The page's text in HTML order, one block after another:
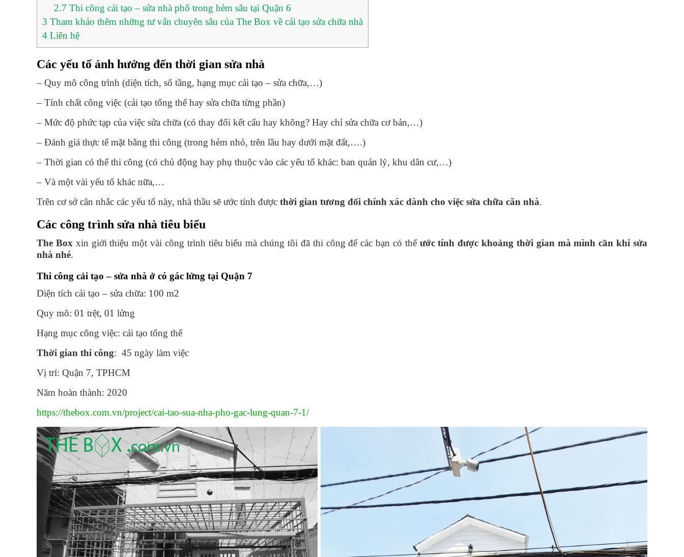
2.7 Thi công cải tạo – sửa nhà phố trong hẻm sâu tại Quận 6
3 Tham khảo thêm những tư vấn chuyên sâu của The Box về cải tạo sửa chữa nhà
4 Liên hệ
Các yếu tố ảnh hưởng đến thời gian sửa nhà
– Quy mô công trình (diện tích, số tầng, hạng mục cải tạo – sửa chữa,…)
– Tính chất công việc (cải tạo tổng thể hay sửa chữa từng phần)
– Mức độ phức tạp của việc sửa chữa (có thay đổi kết cấu hay không? Hay chỉ sửa chữa cơ bản,…)
– Đánh giá thực tế mặt bằng thi công (trong hẻm nhỏ, trên lầu hay dưới mặt đất,….)
– Thời gian có thể thi công (có chủ động hay phụ thuộc vào các yếu tố khác: ban quản lý, khu dân cư,…)
– Và một vài yếu tố khác nữa,…
Trên cơ sở cân nhắc các yếu tố này, nhà thầu sẽ ước tính được thời gian tương đối chính xác dành cho việc sửa chữa căn nhà.
Các công trình sửa nhà tiêu biểu
The Box xin giới thiệu một vài công trình tiêu biểu mà chúng tôi đã thi công để các bạn có thể ước tính được khoảng thời gian mà mình cần khi sửa
nhà nhé.
Thi công cải tạo – sửa nhà ở có gác lửng tại Quận 7
Diện tích cải tạo – sửa chữa: 100 m2
Quy mô: 01 trệt, 01 lửng
Hạng mục công việc: cải tạo tổng thể
Thời gian thi công: 45 ngày làm việc
Vị trí: Quận 7, TPHCM
Năm hoàn thành: 2020
https://thebox.com.vn/project/cai-tao-sua-nha-pho-gac-lung-quan-7-1/